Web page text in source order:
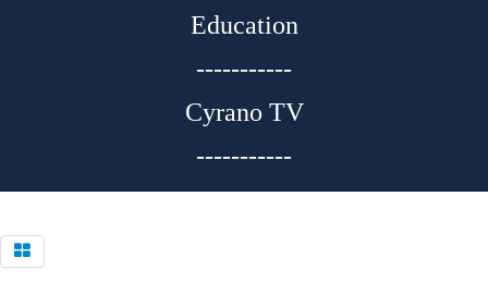
Education
-----------
Cyrano TV
-----------